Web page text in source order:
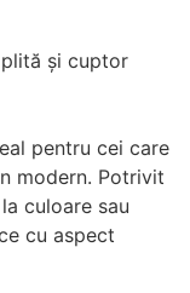
și cuptor
pentru cei care
modern. Potrivit
culoare sau
cu aspect